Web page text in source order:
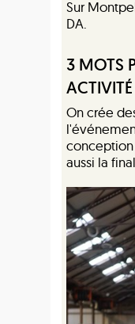
Sur
DA.
3 MOTS
On crée
aussi la